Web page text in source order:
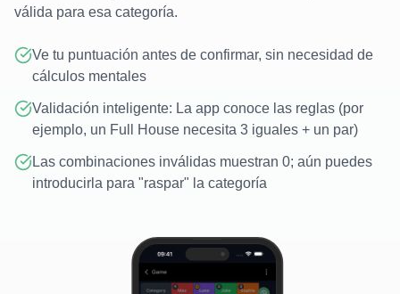
válida para esa categoría.
Ve tu puntuación antes de confirmar, sin necesidad de
cálculos mentales
Validación inteligente: La app conoce las reglas (por
ejemplo, un Full House necesita 3 iguales + un par)
Las combinaciones inválidas muestran 0; aún puedes
introducirla para "raspar" la categoría